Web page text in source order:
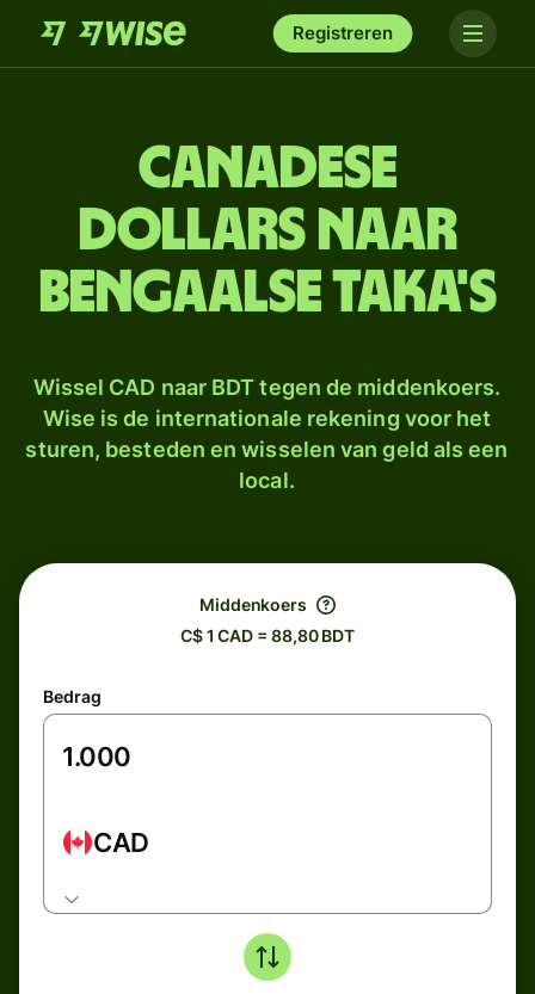
Registreren
Canadese
dollars naar
Bengaalse taka's
Wissel CAD naar BDT tegen de middenkoers.
Wise is de internationale rekening voor het
sturen, besteden en wisselen van geld als een
local.
Middenkoers
C$ 1 CAD = 88,80 BDT
Bedrag
CAD